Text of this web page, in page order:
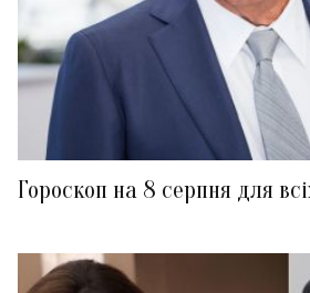
Гороскоп на 8 серпня для